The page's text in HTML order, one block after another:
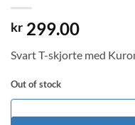
kr 299.00
Svart T-skjorte med
Out of stock